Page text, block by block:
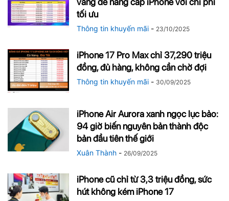
tối ưu
Thông tin khuyến mãi - 23/10/2025
iPhone 17 Pro Max chỉ 37,290 triệu
đồng, đủ hàng, không cần chờ đợi
Thông tin khuyến mãi - 30/09/2025
iPhone Air Aurora xanh ngọc lục bảo:
94 giờ biến nguyên bản thành độc
bản đầu tiên thế giới
Xuân Thành - 26/09/2025
iPhone cũ chỉ từ 3,3 triệu đồng, sức
hút không kém iPhone 17